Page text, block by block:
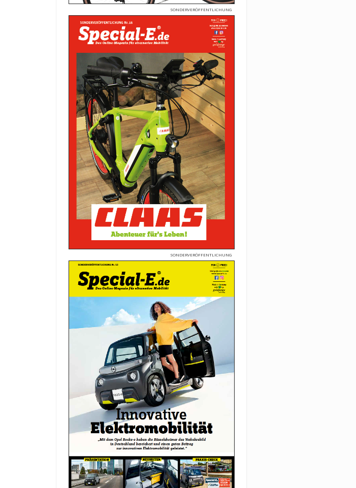
SONDERVERÖFFENTLICHUNG
SONDERVERÖFFENTLICHUNG